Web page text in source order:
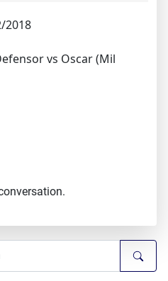
2018
vs Oscar (Mil